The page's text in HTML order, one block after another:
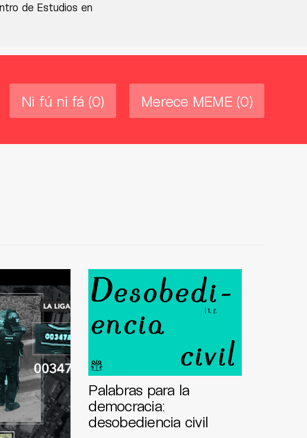
de Estudios en
Ni fú ni fá (0) Merece MEME (0)
Palabras para la
democracia:
desobediencia civil